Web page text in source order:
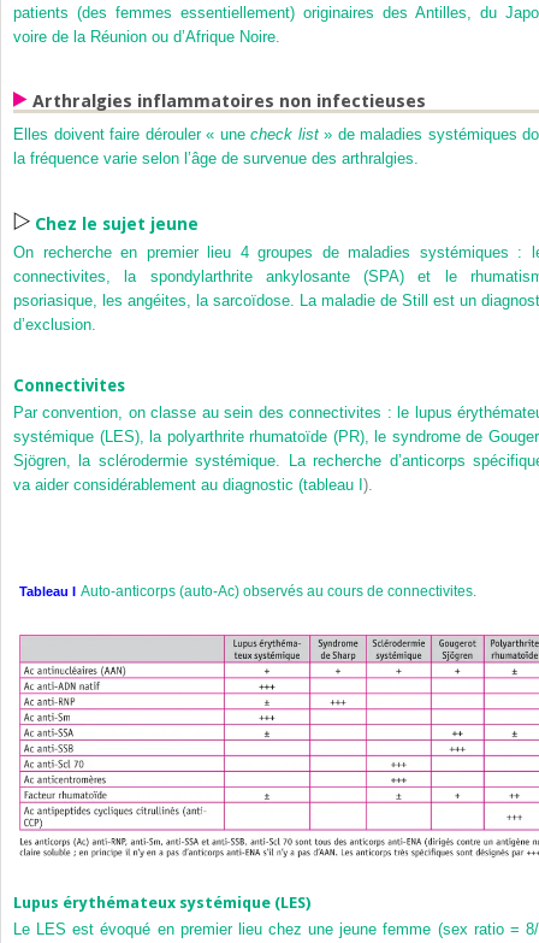
patients (des femmes essentiellement) originaires des Antilles, du
voire de la Réunion ou d’Afrique Noire.
Arthralgies inflammatoires non infectieuses
Elles doivent faire dérouler « une check list» de maladies systémiques
la fréquence varie selon l’âge de survenue des arthralgies.
Chez le sujet jeune
On recherche en premier lieu 4 groupes de maladies systémiques :
connectivites, la spondylarthrite ankylosante (SPA) et le
psoriasique, les angéites, la sarcoïdose. La maladie de Still est un
d’exclusion.
Connectivites
Par convention, on classe au sein des connectivites : le lupus
systémique (LES), la polyarthrite rhumatoïde (PR), le syndrome de
Sjögren, la sclérodermie systémique. La recherche d’anticorps
va aider considérablement au diagnostic (tableau I ).
Tableau I Auto-anticorps (auto-Ac) observés au cours de connectivites.
Lupus érythémateux systémique (LES)
Le LES est évoqué en premier lieu chez une jeune femme (sex ratio =